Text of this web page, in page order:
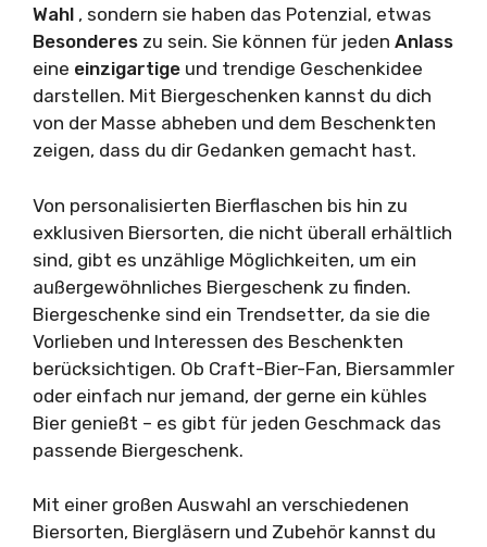
Wahl , sondern sie haben das Potenzial, etwas
Besonderes zu sein. Sie können für jeden Anlass
eine einzigartige und trendige Geschenkidee
darstellen. Mit Biergeschenken kannst du dich
von der Masse abheben und dem Beschenkten
zeigen, dass du dir Gedanken gemacht hast.
Von personalisierten Bierflaschen bis hin zu
exklusiven Biersorten, die nicht überall erhältlich
sind, gibt es unzählige Möglichkeiten, um ein
außergewöhnliches Biergeschenk zu finden.
Biergeschenke sind ein Trendsetter, da sie die
Vorlieben und Interessen des Beschenkten
berücksichtigen. Ob Craft-Bier-Fan, Biersammler
oder einfach nur jemand, der gerne ein kühles
Bier genießt – es gibt für jeden Geschmack das
passende Biergeschenk.
Mit einer großen Auswahl an verschiedenen
Biersorten, Biergläsern und Zubehör kannst du